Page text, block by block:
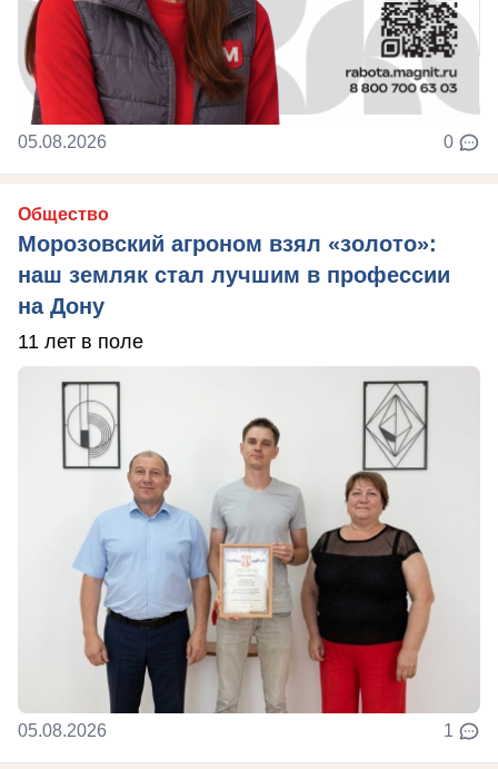
05.08.2026 0
Общество
Морозовский агроном взял «золото»:
наш земляк стал лучшим в профессии
на Дону
11 лет в поле
05.08.2026 1